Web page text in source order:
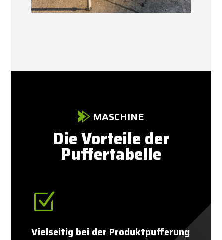
MASCHINE
Die Vorteile der
Puffertabelle
Z
Vielseitig bei der Produktpufferung